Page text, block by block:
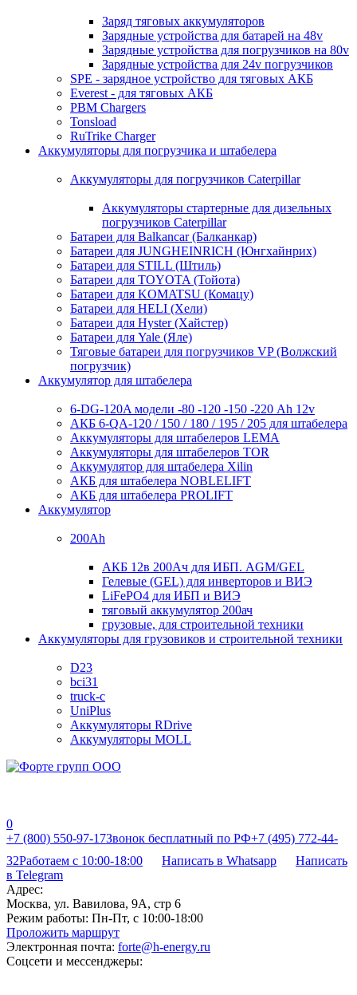
Заряд тяговых аккумуляторов
Зарядные устройства для батарей на 48v
Зарядные устройства для погрузчиков на 80v
Зарядные устройства для 24v погрузчиков
SPE - зарядное устройство для тяговых АКБ
Everest - для тяговых АКБ
PBM Chargers
Tonsload
RuTrike Charger
Аккумуляторы для погрузчика и штабелера
Аккумуляторы для погрузчиков Caterpillar
Аккумуляторы стартерные для дизельных
погрузчиков Caterpillar
Батареи для Balkancar (Балканкар)
Батареи для JUNGHEINRICH (Юнгхайнрих)
Батареи для STILL (Штиль)
Батареи для TOYOTA (Тойота)
Батареи для KOMATSU (Комацу)
Батареи для HELI (Хели)
Батареи для Hyster (Хайстер)
Батареи для Yale (Яле)
Тяговые батареи для погрузчиков VP (Волжский
погрузчик)
Аккумулятор для штабелера
6-DG-120A модели -80 -120 -150 -220 Ah 12v
АКБ 6-QA-120 / 150 / 180 / 195 / 205 для штабелера
Аккумуляторы для штабелеров LEMA
Аккумуляторы для штабелеров TOR
Аккумулятор для штабелера Xilin
АКБ для штабелера NOBLELIFT
АКБ для штабелера PROLIFT
Аккумулятор
200Ah
АКБ 12в 200Ач для ИБП. AGM/GEL
Гелевые (GEL) для инверторов и ВИЭ
LiFePO4 для ИБП и ВИЭ
тяговый аккумулятор 200ач
грузовые, для строительной техники
Аккумуляторы для грузовиков и строительной техники
D23
bci31
truck-c
UniPlus
Аккумуляторы RDrive
Аккумуляторы MOLL
0
+7 (800) 550-97-17Звонок бесплатный по РФ+7 (495) 772-44-
32Работаем с 10:00-18:00 Написать в Whatsapp
Написать
в Telegram
Адрес:
Москва, ул. Вавилова, 9А, стр 6
Режим работы: Пн-Пт, с 10:00-18:00
Проложить маршрут
Электронная почта: forte@h-energy.ru
Соцсети и мессенджеры: